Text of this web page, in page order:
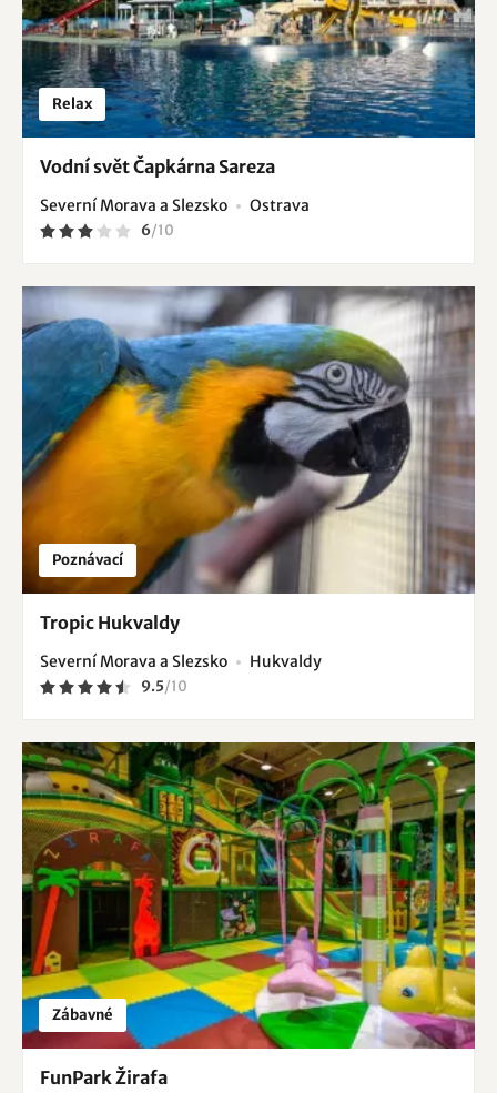
Relax
Vodní svět Čapkárna Sareza
Severní Morava a Slezsko Ostrava
6/10
Poznávací
Tropic Hukvaldy
Severní Morava a Slezsko Hukvaldy
9.5/10
Zábavné
FunPark Žirafa